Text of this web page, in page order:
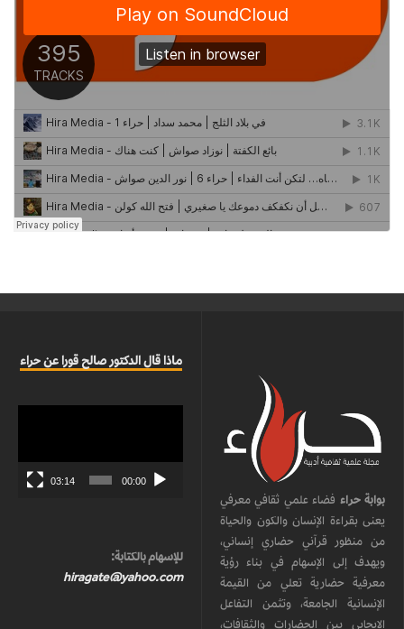
بوابة حراء فضاء علمي ثقافي معرفي
يعنى بقراءة الإنسان والكون والحياة
من منظور قرآني حضاري إنساني،
ويهدف إلى الإسهام في بناء رؤية
معرفية حضارية تعلي من القيمة
الإنسانية الجامعة، وتثمن التفاعل
الإيجابي بين الحضارات والثقافات،
ماذا قال الدكتور صالح قورا عن حراء
00:00
03:14
للإسهام بالكتابة:
hiragate@yahoo.com